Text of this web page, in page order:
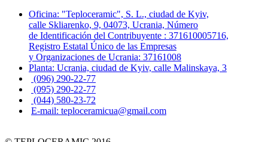
Oficina: "Teploceramic", S. L., ciudad de Kyiv,
calle Skliarenko, 9, 04073, Ucrania, Número
de Identificación del Contribuyente : 371610005716,
Registro Estatal Único de las Empresas
y Organizaciones de Ucrania: 37161008
Planta: Ucrania, ciudad de Kyiv, calle Malinskaya, 3
(096) 290-22-77
(095) 290-22-77
(044) 580-23-72
E-mail: teploceramicua@gmail.com